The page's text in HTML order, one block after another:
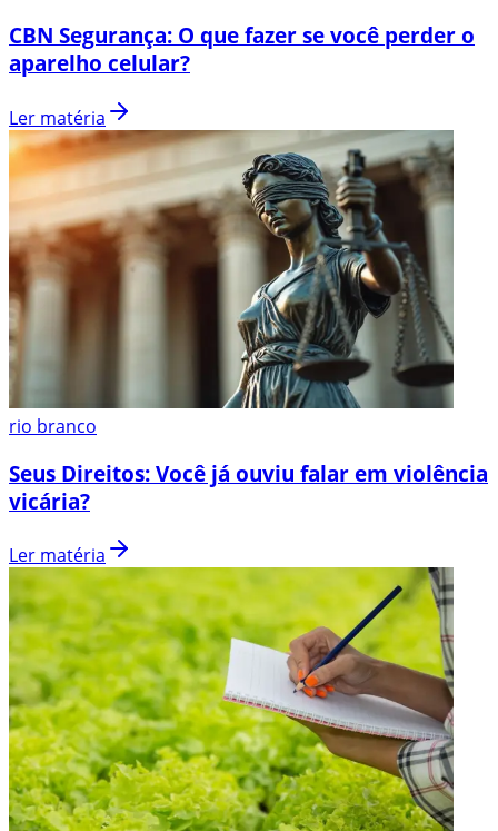
CBN Segurança: O que fazer se você perder o
aparelho celular?
Ler matéria
rio branco
Seus Direitos: Você já ouviu falar em violência
vicária?
Ler matéria